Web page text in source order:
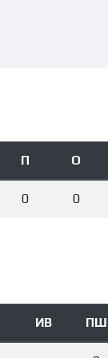
П О
0 0
ИВ ПШ